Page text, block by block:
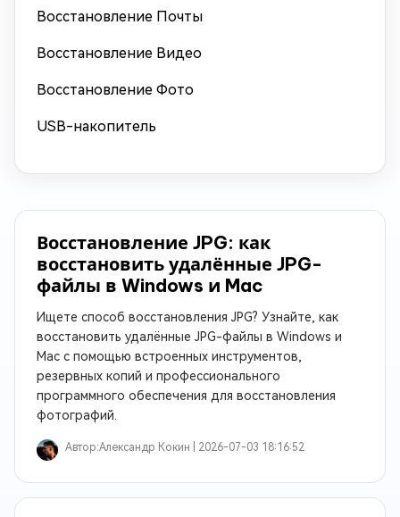
Восстановление Почты
Восстановление Видео
Восстановление Фото
USB-накопитель
Восстановление JPG: как
восстановить удалённые JPG-
файлы в Windows и Mac
Ищете способ восстановления JPG? Узнайте, как
восстановить удалённые JPG-файлы в Windows и
Mac с помощью встроенных инструментов,
резервных копий и профессионального
программного обеспечения для восстановления
фотографий.
Автор:Александр Кокин | 2026-07-03 18:16:52